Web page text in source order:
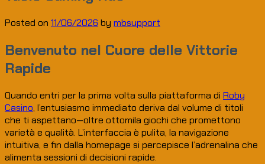
Posted on 11/06/2026 by mbsupport
Benvenuto nel Cuore delle Vittorie
Rapide
Quando entri per la prima volta sulla piattaforma di Roby
Casino, l’entusiasmo immediato deriva dal volume di titoli
che ti aspettano—oltre ottomila giochi che promettono
varietà e qualità. L’interfaccia è pulita, la navigazione
intuitiva, e fin dalla homepage si percepisce l’adrenalina che
alimenta sessioni di decisioni rapide.